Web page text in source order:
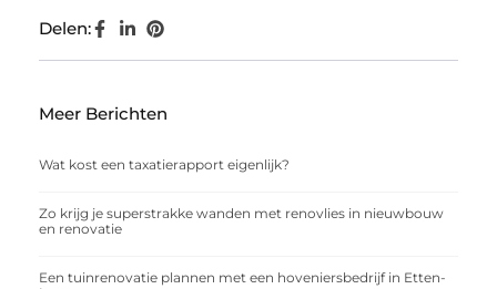
Delen:
Meer Berichten
Wat kost een taxatierapport eigenlijk?
Zo krijg je superstrakke wanden met renovlies in nieuwbouw
en renovatie
Een tuinrenovatie plannen met een hoveniersbedrijf in Etten-